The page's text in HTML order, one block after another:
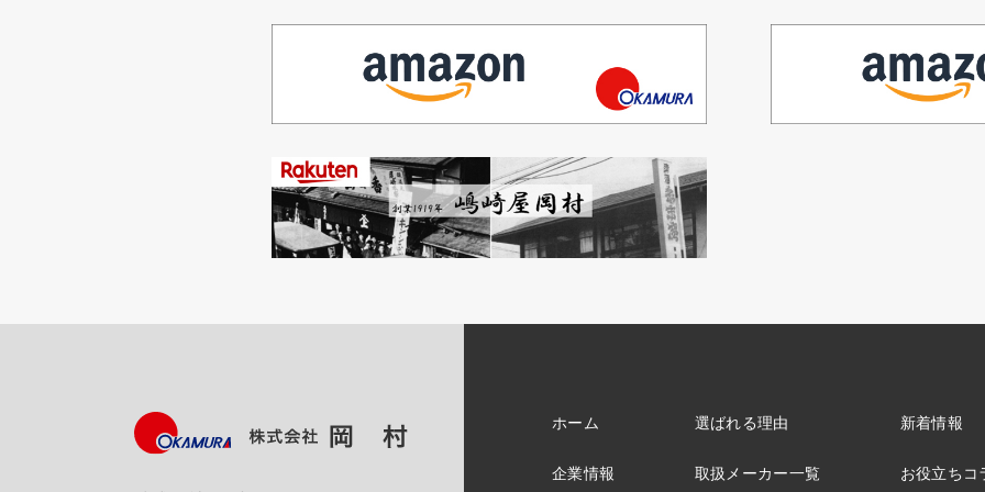
ホーム
企業情報
選ばれる理由
取扱メーカー一覧
新着情報
お役立ちコ